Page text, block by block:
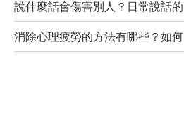
說什麼話會傷害別人？日常說話的
消除心理疲勞的方法有哪些？如何